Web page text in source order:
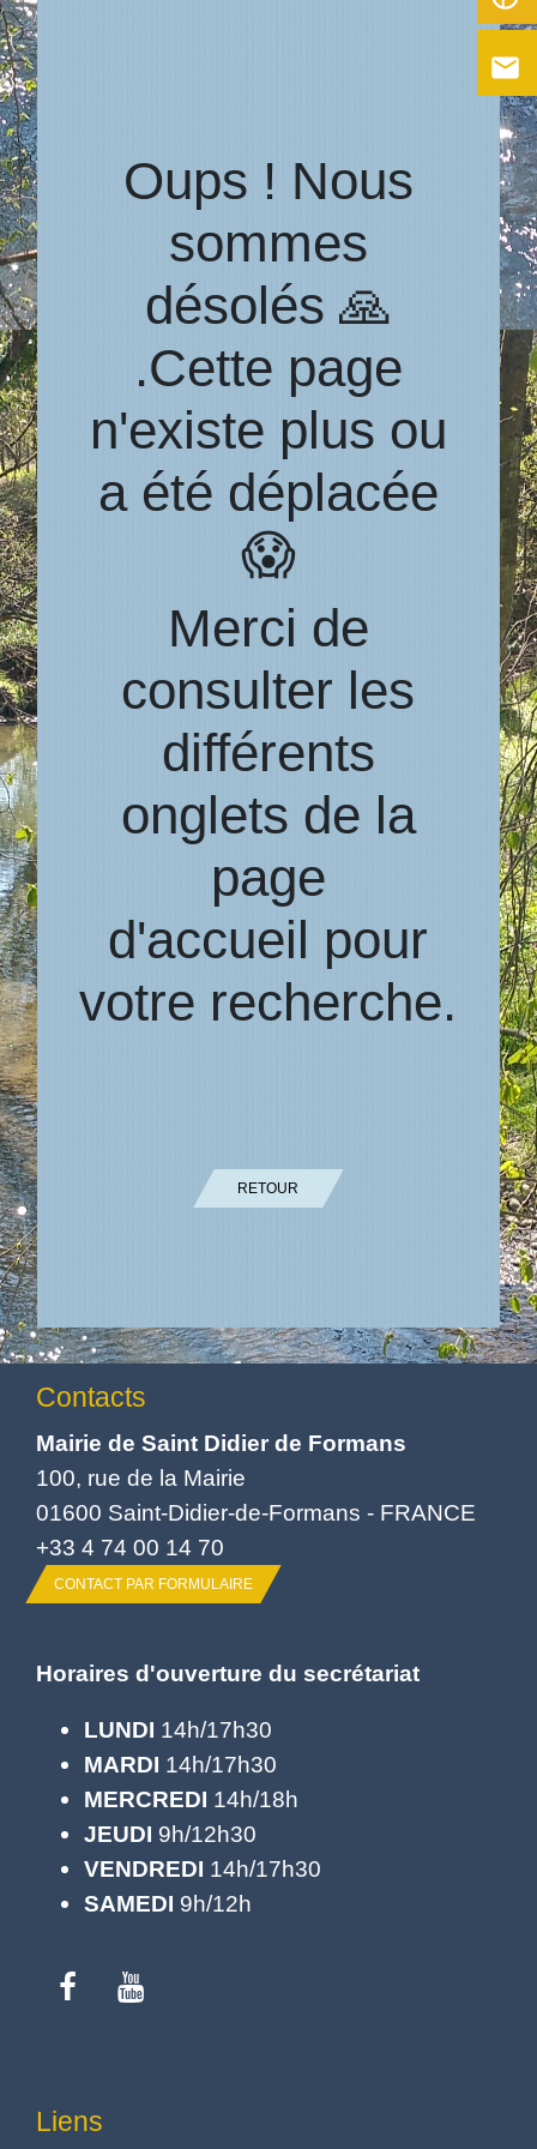
Oups ! Nous
sommes
désolés 🙏
.Cette page
n'existe plus ou
a été déplacée
😱
Merci de
consulter les
différents
onglets de la
page
d'accueil pour
votre recherche.
RETOUR
email
Contacts
Mairie de Saint Didier de Formans
100, rue de la Mairie
01600 Saint-Didier-de-Formans - FRANCE
+33 4 74 00 14 70
CONTACT PAR FORMULAIRE
Horaires d'ouverture du secrétariat
LUNDI 14h/17h30
MARDI 14h/17h30
MERCREDI 14h/18h
JEUDI 9h/12h30
VENDREDI 14h/17h30
SAMEDI 9h/12h
Liens